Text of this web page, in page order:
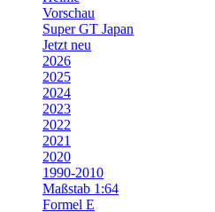
Vorschau
Super GT Japan
Jetzt neu
2026
2025
2024
2023
2022
2021
2020
1990-2010
Maßstab 1:64
Formel E